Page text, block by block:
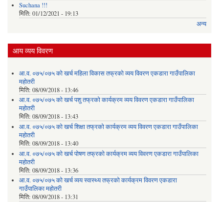
Suchana !!!
मिति: 01/12/2021 - 19:13
अन्य
आय व्यय विवरण
आ.व. ०७५/०७५ को खर्च महिला विकास तफ्रको व्यय विवरण एकडारा गाउँपालिका
महोतरी
मिति: 08/09/2018 - 13:46
आ.व. ०७५/०७५ को खर्च पशु तफ्रको कार्यक्रम व्यय विवरण एकडारा गाउँपालिका
महोतरी
मिति: 08/09/2018 - 13:43
आ.व. ०७५/०७५ को खर्च शिक्षा तफ्रको कार्यक्रम व्यय विवरण एकडारा गाउँपालिका
महोतरी
मिति: 08/09/2018 - 13:40
आ.व. ०७५/०७५ को खर्च पोषण तफ्रको कार्यक्रम व्यय विवरण एकडारा गाउँपालिका
महोतरी
मिति: 08/09/2018 - 13:36
आ.व. ०७५/०७५ को खर्च व्यय स्वास्थ्य तफ्रको कार्यक्रम विवरण एकडारा
गाउँपालिका महोतरी
मिति: 08/09/2018 - 13:31